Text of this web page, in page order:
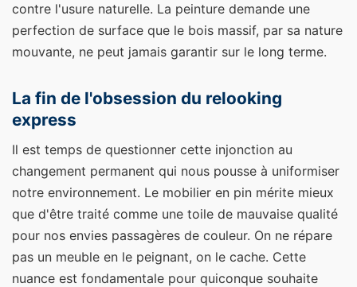
contre l'usure naturelle. La peinture demande une
perfection de surface que le bois massif, par sa nature
mouvante, ne peut jamais garantir sur le long terme.
La fin de l'obsession du relooking
express
Il est temps de questionner cette injonction au
changement permanent qui nous pousse à uniformiser
notre environnement. Le mobilier en pin mérite mieux
que d'être traité comme une toile de mauvaise qualité
pour nos envies passagères de couleur. On ne répare
pas un meuble en le peignant, on le cache. Cette
nuance est fondamentale pour quiconque souhaite